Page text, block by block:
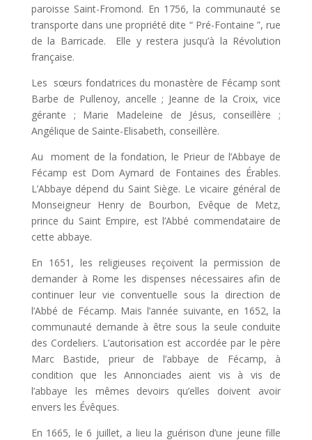
paroisse Saint-Fromond. En 1756, la communauté se
transporte dans une propriété dite “ Pré-Fontaine ”, rue
de la Barricade. Elle y restera jusqu’à la Révolution
française.
Les sœurs fondatrices du monastère de Fécamp sont
Barbe de Pullenoy, ancelle ; Jeanne de la Croix, vice
gérante ; Marie Madeleine de Jésus, conseillère ;
Angélique de Sainte-Elisabeth, conseillère.
Au moment de la fondation, le Prieur de l’Abbaye de
Fécamp est Dom Aymard de Fontaines des Érables.
L’Abbaye dépend du Saint Siège. Le vicaire général de
Monseigneur Henry de Bourbon, Evêque de Metz,
prince du Saint Empire, est l’Abbé commendataire de
cette abbaye.
En 1651, les religieuses reçoivent la permission de
demander à Rome les dispenses nécessaires afin de
continuer leur vie conventuelle sous la direction de
l’Abbé de Fécamp. Mais l’année suivante, en 1652, la
communauté demande à être sous la seule conduite
des Cordeliers. L’autorisation est accordée par le père
Marc Bastide, prieur de l’abbaye de Fécamp, à
condition que les Annonciades aient vis à vis de
l’abbaye les mêmes devoirs qu’elles doivent avoir
envers les Évêques.
En 1665, le 6 juillet, a lieu la guérison d’une jeune fille